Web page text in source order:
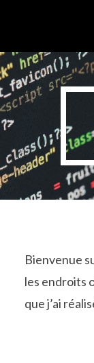
contenu
Bienvenue
les endroits
que j’ai